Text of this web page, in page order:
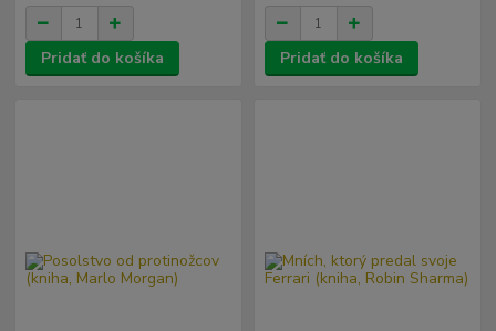
Pridať do košíka Pridať do košíka